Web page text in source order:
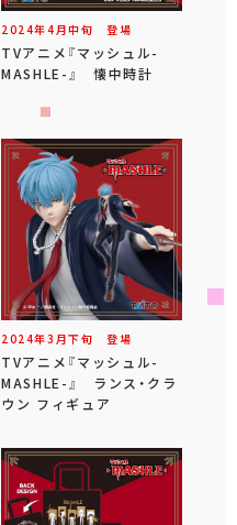
2024年4 月中旬 登場
TVアニメ『マッシュル-
MASHLE-』 懐中時計
2024年3 月下旬 登場
TVアニメ『マッシュル-
MASHLE-』 ランス・クラ
ウン フィギュア